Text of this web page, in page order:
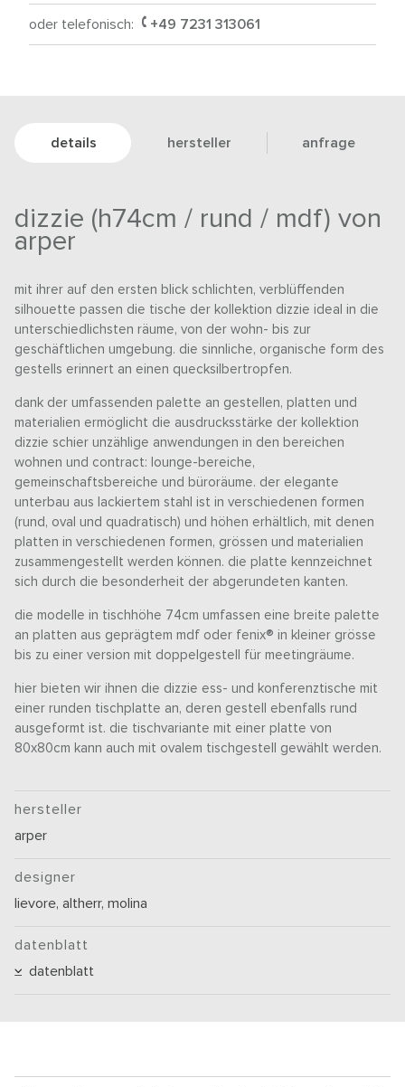
oder telefonisch: +49 7231 313061
details hersteller anfrage
dizzie (h74cm / rund / mdf) von
arper
mit ihrer auf den ersten blick schlichten, verblüffenden
silhouette passen die tische der kollektion dizzie ideal in die
unterschiedlichsten räume, von der wohn- bis zur
geschäftlichen umgebung. die sinnliche, organische form des
gestells erinnert an einen quecksilbertropfen.
dank der umfassenden palette an gestellen, platten und
materialien ermöglicht die ausdrucksstärke der kollektion
dizzie schier unzählige anwendungen in den bereichen
wohnen und contract: lounge-bereiche,
gemeinschaftsbereiche und büroräume. der elegante
unterbau aus lackiertem stahl ist in verschiedenen formen
(rund, oval und quadratisch) und höhen erhältlich, mit denen
platten in verschiedenen formen, grössen und materialien
zusammengestellt werden können. die platte kennzeichnet
sich durch die besonderheit der abgerundeten kanten.
die modelle in tischhöhe 74cm umfassen eine breite palette
an platten aus geprägtem mdf oder fenix® in kleiner grösse
bis zu einer version mit doppelgestell für meetingräume.
hier bieten wir ihnen die dizzie ess- und konferenztische mit
einer runden tischplatte an, deren gestell ebenfalls rund
ausgeformt ist. die tischvariante mit einer platte von
80x80cm kann auch mit ovalem tischgestell gewählt werden.
hersteller
arper
designer
lievore, altherr, molina
datenblatt
datenblatt